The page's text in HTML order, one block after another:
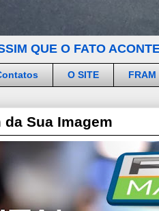
QUE O FATO
O SITE FRAM
Sua Imagem